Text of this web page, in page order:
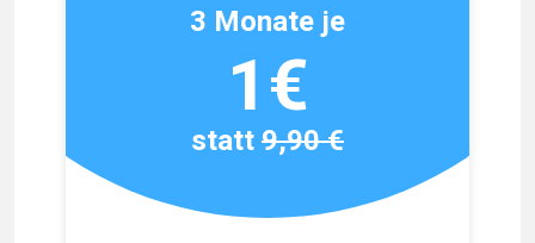
3 Monate je
1€
statt9,90 €